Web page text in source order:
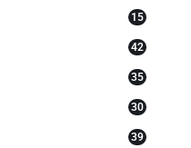
15
42
35
30
39